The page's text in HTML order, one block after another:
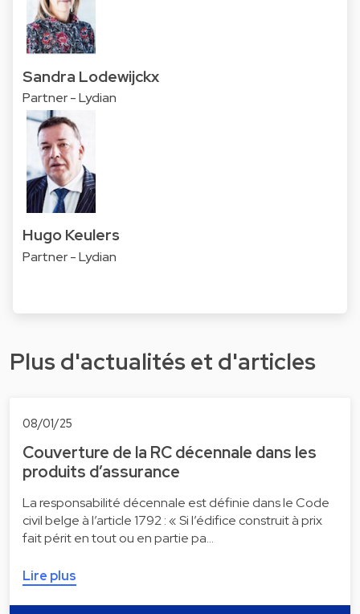
Sandra Lodewijckx
Partner - Lydian
Hugo Keulers
Partner - Lydian
Plus d'actualités et d'articles
08/01/25
Couverture de la RC décennale dans les
produits d’assurance
La responsabilité décennale est définie dans le Code
civil belge à l’article 1792 : « Si l’édifice construit à prix
fait périt en tout ou en partie pa…
Lire plus